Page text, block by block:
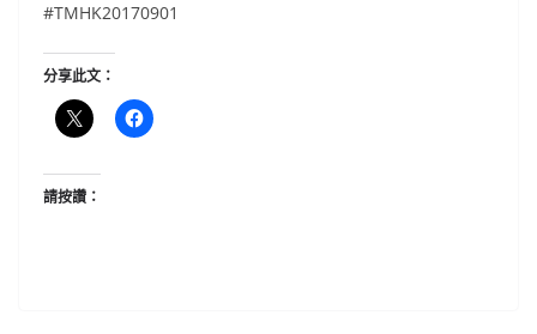
#TMHK20170901
分享此文：
請按讚：